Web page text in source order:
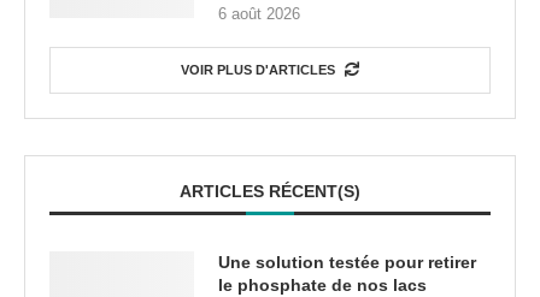
6 août 2026
VOIR PLUS D'ARTICLES
ARTICLES RÉCENT(S)
Une solution testée pour retirer
le phosphate de nos lacs